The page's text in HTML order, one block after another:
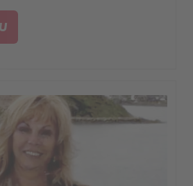
door haar toenmalige vriend.